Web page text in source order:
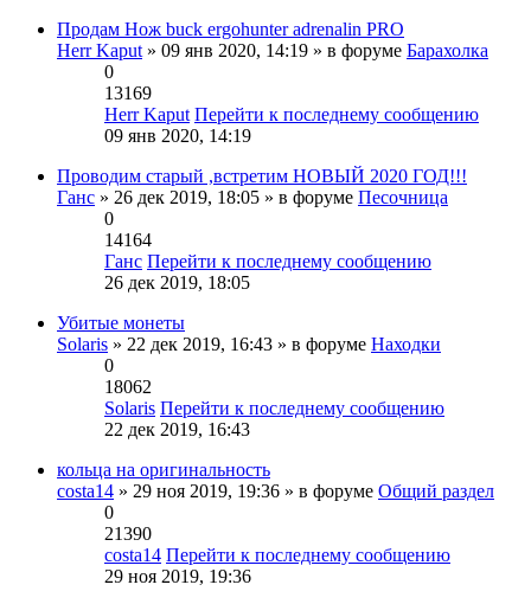
Продам Нож buck ergohunter adrenalin PRO
Herr Kaput » 09 янв 2020, 14:19 » в форуме Барахолка
0
13169
Herr Kaput Перейти к последнему сообщению
09 янв 2020, 14:19
Проводим старый ,встретим НОВЫЙ 2020 ГОД!!!
Ганс » 26 дек 2019, 18:05 » в форуме Песочница
0
14164
Ганс Перейти к последнему сообщению
26 дек 2019, 18:05
Убитые монеты
Solaris » 22 дек 2019, 16:43 » в форуме Находки
0
18062
Solaris Перейти к последнему сообщению
22 дек 2019, 16:43
кольца на оригинальность
costa14 » 29 ноя 2019, 19:36 » в форуме Общий раздел
0
21390
costa14 Перейти к последнему сообщению
29 ноя 2019, 19:36